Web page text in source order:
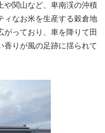
や関山など、卑南渓の沖積
ィなお米を生産する穀倉地
がっており、車を降りて田
香りが風の足跡に揺られて